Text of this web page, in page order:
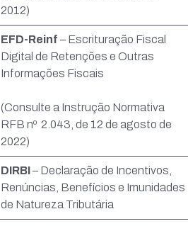
2012)
EFD-Reinf – Escrituração Fiscal
Digital de Retenções e Outras
Informações Fiscais
(Consulte a Instrução Normativa
RFB nº 2.043, de 12 de agosto de
2022)
DIRBI– Declaração de Incentivos,
Renúncias, Benefícios e Imunidades
de Natureza Tributária